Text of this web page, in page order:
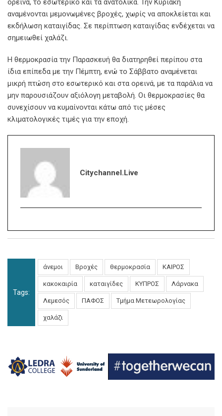
ορεινά, το εσωτερικό και τα ανατολικά. Την Κυριακή
αναμένονται μεμονωμένες βροχές, χωρίς να αποκλείεται και
εκδήλωση καταιγίδας. Σε περίπτωση καταιγίδας ενδέχεται να
σημειωθεί χαλάζι.
Η θερμοκρασία την Παρασκευή θα διατηρηθεί περίπου στα
ίδια επίπεδα με την Πέμπτη, ενώ το Σάββατο αναμένεται
μικρή πτώση στο εσωτερικό και στα ορεινά, με τα παράλια να
μην παρουσιάζουν αξιόλογη μεταβολή. Οι θερμοκρασίες θα
συνεχίσουν να κυμαίνονται κάτω από τις μέσες
κλιματολογικές τιμές για την εποχή.
Citychannel.live
Tags:
άνεμοι Βροχές θερμοκρασία ΚΑΙΡΟΣ
κακοκαιρία καταιγίδες ΚΥΠΡΟΣ Λάρνακα
Λεμεσός ΠΑΦΟΣ Τμήμα Μετεωρολογίας
χαλάζι